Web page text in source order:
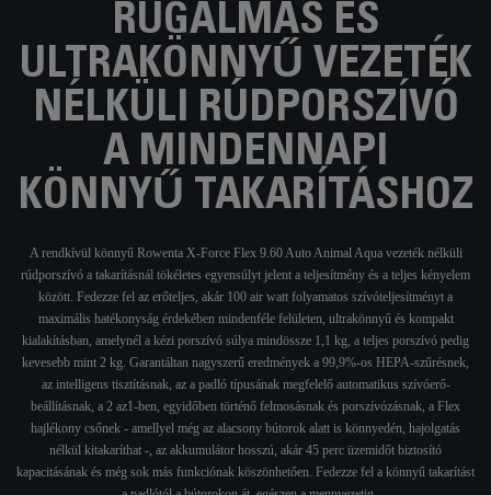
RUGALMAS ÉS
ULTRAKÖNNYŰ VEZETÉK
NÉLKÜLI RÚDPORSZÍVÓ
A MINDENNAPI
KÖNNYŰ TAKARÍTÁSHOZ
A rendkívül könnyű Rowenta X-Force Flex 9.60 Auto Animal Aqua vezeték nélküli
rúdporszívó a takarításnál tökéletes egyensúlyt jelent a teljesítmény és a teljes kényelem
között. Fedezze fel az erőteljes, akár 100 air watt folyamatos szívóteljesítményt a
maximális hatékonyság érdekében mindenféle felületen, ultrakönnyű és kompakt
kialakításban, amelynél a kézi porszívó súlya mindössze 1,1 kg, a teljes porszívó pedig
kevesebb mint 2 kg. Garantáltan nagyszerű eredmények a 99,9%-os HEPA-szűrésnek,
az intelligens tisztításnak, az a padló típusának megfelelő automatikus szívóerő-
beállításnak, a 2 az1-ben, egyidőben történő felmosásnak és porszívózásnak, a Flex
hajlékony csőnek - amellyel még az alacsony bútorok alatt is könnyedén, hajolgatás
nélkül kitakaríthat -, az akkumulátor hosszú, akár 45 perc üzemidőt biztosító
kapacitásának és még sok más funkciónak köszönhetően. Fedezze fel a könnyű takarítást